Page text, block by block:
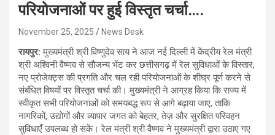
परियोजनाओं पर हुई विस्तृत चर्चा….
November 25, 2025 News Desk
रायपुर:मुख्यमंत्री श्री विष्णुदेव साय ने आज नई दिल्ली में केंद्रीय रेल मंत्री
श्री अश्विनी वैष्णव से सौजन्य भेंट कर छत्तीसगढ़ में रेल सुविधाओं के विस्तार,
नए प्रोजेक्ट्स की प्रगति और चल रही परियोजनाओं के शीघ्र पूर्ण करने से
संबंधित विषयों पर विस्तृत चर्चा की। मुख्यमंत्री ने आग्रह किया कि राज्य में
स्वीकृत सभी परियोजनाओं को समयबद्ध रूप से आगे बढ़ाया जाए, ताकि
नागरिकों, उद्योगों और व्यापार जगत को बेहतर, तेज़ और सुरक्षित परिवहन
सुविधाएँ उपलब्ध हो सकें। रेल मंत्री श्री वैष्णव ने मुख्यमंत्री द्वारा उठाए गए